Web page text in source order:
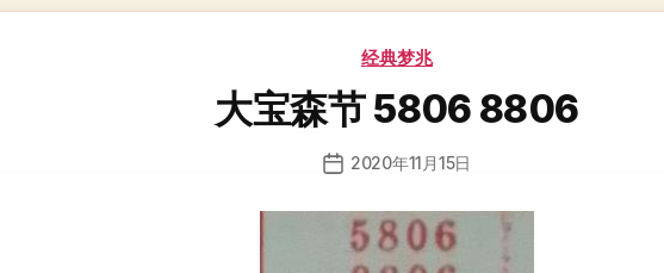
分
经典梦兆
大宝森节 5806 8806
发
日
2020年11月15日